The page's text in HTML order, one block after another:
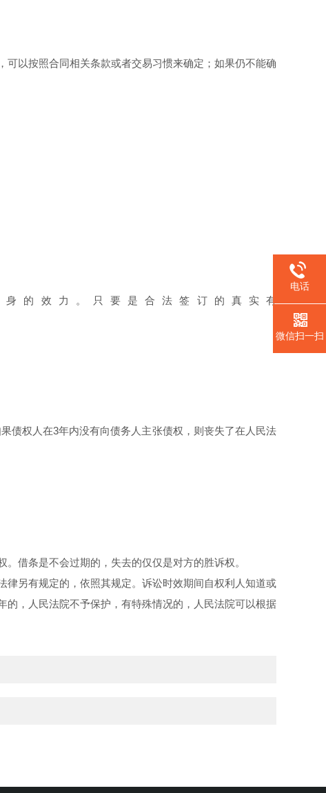
以按照合同相关条款或者交易习惯来确定；如果仍不能确
效力。只要是合法签订的真实有
债权人在3年内没有向债务人主张债权，则丧失了在人民法
借条是不会过期的，失去的仅仅是对方的胜诉权。
另有规定的，依照其规定。诉讼时效期间自权利人知道或
，人民法院不予保护，有特殊情况的，人民法院可以根据
电话
微信扫一扫